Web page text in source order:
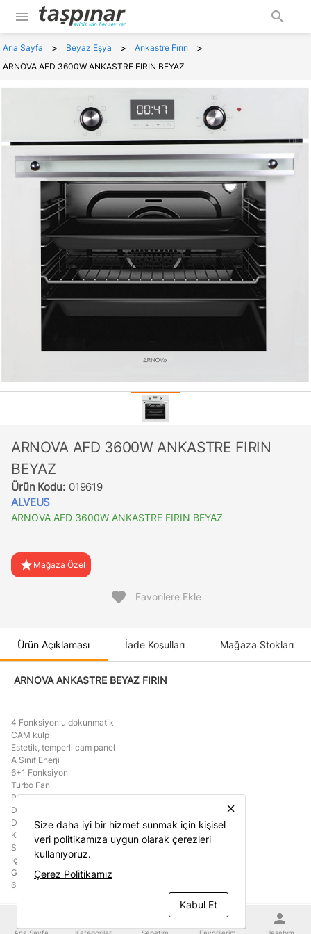
menu search
Ana Sayfa > Beyaz Eşya > Ankastre Fırın >
ARNOVA AFD 3600W ANKASTRE FIRIN BEYAZ
ARNOVA AFD 3600W ANKASTRE FIRIN
BEYAZ
Ürün Kodu: 019619
ALVEUS
ARNOVA AFD 3600W ANKASTRE FIRIN BEYAZ
star Mağaza Özel
favorite Favorilere Ekle
Ürün Açıklaması İade Koşulları Mağaza Stokları
ARNOVA ANKASTRE BEYAZ FIRIN
4 Fonksiyonlu dokunmatik
CAM kulp
Estetik, temperli cam panel
A Sınıf Enerji
6+1 Fonksiyon
Turbo Fan
Pop – Up Düğme
Dijital Timer
Dokunmatik Kontrol Panel
Kolay Temizlenebilir Tel Raflı İç Yüzey
Soğutma Fanı
İç Aydınlatma
Grill Fonksiyonu
63 Lt İç Hacim
Ana Sayfa Kategoriler Sepetim
favorite
Favorilerim
person
Hesabım
close
Size daha iyi bir hizmet sunmak için kişisel
veri politikamıza uygun olarak çerezleri
kullanıyoruz.
Çerez Politikamız
Kabul Et